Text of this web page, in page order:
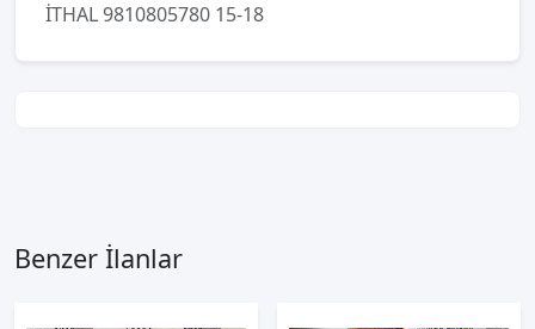
İTHAL 9810805780 15-18
Benzer İlanlar